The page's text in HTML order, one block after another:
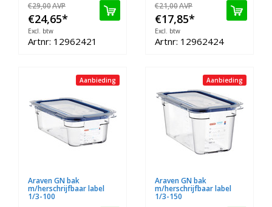
€29,00AVP
€24,65*
Excl. btw
Artnr: 12962421
€21,00AVP
€17,85*
Excl. btw
Artnr: 12962424
Aanbieding
Araven GN bak
m/herschrijfbaar label
1/3-100
Aanbieding
Araven GN bak
m/herschrijfbaar label
1/3-150